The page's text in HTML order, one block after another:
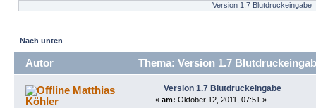
Version 1.7 Blutdruckeingabe
Nach unten
Autor Thema: Version 1.7
Matthias
Köhler
Version 1.7 Blutdruckeingabe
« am: Oktober 12, 2011, 07:51 »